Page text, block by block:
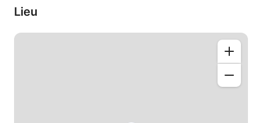
Cours en ligne ou à domicile (selon localisation).
Lieu